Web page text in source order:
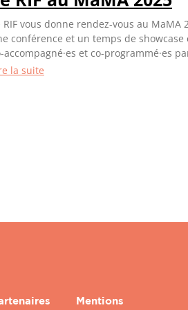
RIF vous donne rendez-vous au MaMA
conférence et un temps de showcase
accompagné·es et co-programmé·es
!
la suite
Mentions